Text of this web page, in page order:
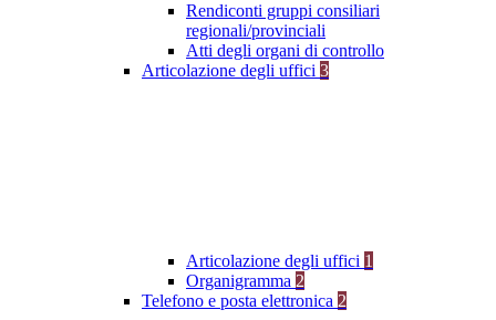
Rendiconti gruppi consiliari
regionali/provinciali
Atti degli organi di controllo
Articolazione degli uffici 3
Articolazione degli uffici 1
Organigramma 2
Telefono e posta elettronica 2